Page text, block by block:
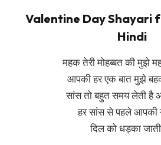
Valentine Day Shayari
Hindi
महक तेरी मोहब्बत की मुझे
आपकी हर एक बात मुझे
सांस तो बहुत समय लेती है
हर सांस से पहले आपकी
दिल को धड़का